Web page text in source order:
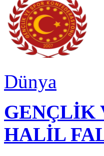
Dünya
GENÇLİK
HALİL